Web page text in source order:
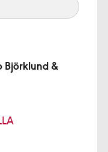
Björklund &